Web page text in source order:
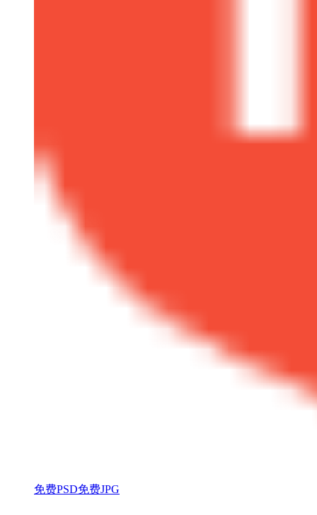
免费PSD免费JPG